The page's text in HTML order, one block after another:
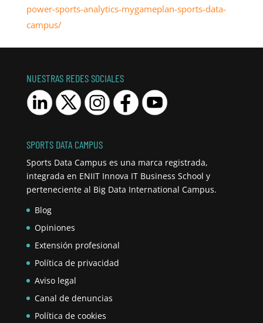
power-sports-analytics-mygameplan-sports-data-
campus/
NUESTRAS REDES SOCIALES
SPORTS DATA CAMPUS
Sports Data Campus es una marca registrada,
integrada en ENIIT Innova IT Business School y
perteneciente al Big Data International Campus.
Blog
Opiniones
Extensión profesional
Política de privacidad
Aviso legal
Canal de denuncias
Política de cookies